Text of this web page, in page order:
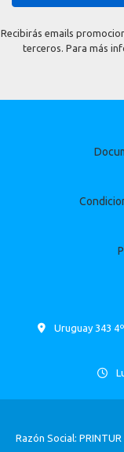
Recibirás emails
terceros. Para más
Uruguay 343
Razón Social: